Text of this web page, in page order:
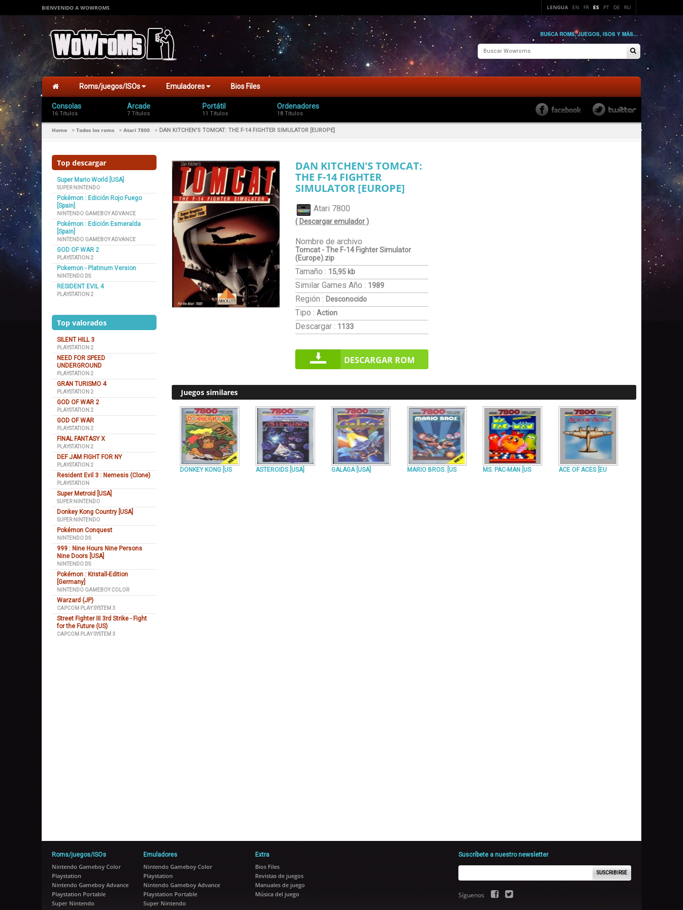
BIENVENIDO A WOWROMS LENGUA EN FR ES PT DE RU
BUSCA ROMS, JUEGOS, ISOS Y MÁS...
Roms/juegos/ISOs Emuladores Bios Files
Consolas
16 Títulos
Arcade
7 Títulos
Portátil
11 Títulos
Ordenadores
18 Títulos
Home > Todos los roms > Atari 7800 > DAN KITCHEN'S TOMCAT: THE F-14 FIGHTER SIMULATOR [EUROPE]
Top descargar
Super Mario World [USA]
SUPER NINTENDO
Pokémon : Edición Rojo Fuego
[Spain]
NINTENDO GAMEBOY ADVANCE
Pokémon : Edición Esmeralda
[Spain]
NINTENDO GAMEBOY ADVANCE
GOD OF WAR 2
PLAYSTATION 2
Pokemon - Platinum Version
NINTENDO DS
RESIDENT EVIL 4
PLAYSTATION 2
Top valorados
SILENT HILL 3
PLAYSTATION 2
NEED FOR SPEED
UNDERGROUND
PLAYSTATION 2
GRAN TURISMO 4
PLAYSTATION 2
GOD OF WAR 2
PLAYSTATION 2
GOD OF WAR
PLAYSTATION 2
FINAL FANTASY X
PLAYSTATION 2
DEF JAM FIGHT FOR NY
PLAYSTATION 2
Resident Evil 3 : Nemesis (Clone)
PLAYSTATION
Super Metroid [USA]
SUPER NINTENDO
Donkey Kong Country [USA]
SUPER NINTENDO
Pokémon Conquest
NINTENDO DS
999 : Nine Hours Nine Persons
Nine Doors [USA]
NINTENDO DS
Pokémon : Kristall-Edition
[Germany]
NINTENDO GAMEBOY COLOR
Warzard (JP)
CAPCOM PLAY SYSTEM 3
Street Fighter III 3rd Strike - Fight
for the Future (US)
CAPCOM PLAY SYSTEM 3
DAN KITCHEN'S TOMCAT:
THE F-14 FIGHTER
SIMULATOR [EUROPE]
Atari 7800
( Descargar emulador )
Nombre de archivo
Tomcat - The F-14 Fighter Simulator
(Europe).zip
Tamaño : 15,95 kb
Similar GamesAño : 1989
Región : Desconocido
Tipo : Action
Descargar : 1133
DESCARGAR ROM
Juegos similares
DONKEY KONG [US ASTEROIDS [USA] GALAGA [USA] MARIO BROS. [US MS. PAC-MAN [US ACE OF ACES [EU
Roms/juegos/ISOs
Nintendo Gameboy Color
Playstation
Nintendo Gameboy Advance
Playstation Portable
Super Nintendo
Emuladores
Nintendo Gameboy Color
Playstation
Nintendo Gameboy Advance
Playstation Portable
Super Nintendo
Extra
Bios Files
Revistas de juegos
Manuales de juego
Música del juego
Suscríbete a nuestro newsletter
SUSCRIBIRSE
Síguenos